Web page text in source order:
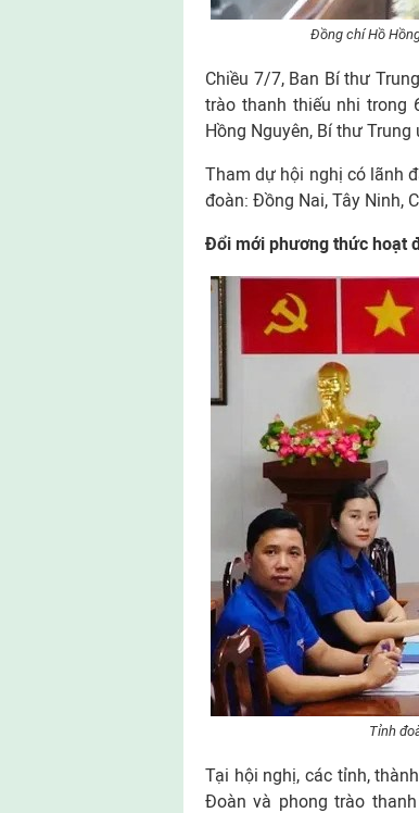
Đồng chí Hồ
Chiều 7/7, Ban Bí thư
trào thanh thiếu nhi trong
Hồng Nguyên, Bí thư
Tham dự hội nghị có lãnh
đoàn: Đồng Nai, Tây Ninh,
Đổi mới phương thức hoạt
Tỉnh
Tại hội nghị, các tỉnh,
Đoàn và phong trào